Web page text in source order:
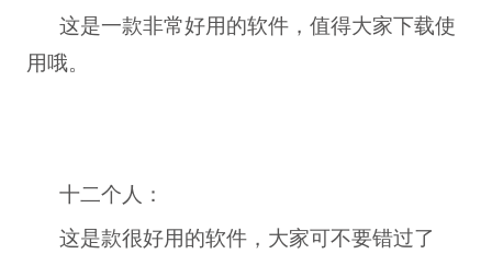
这是一款非常好用的软件，值得大家下载使
用哦。
十二个人：
这是款很好用的软件，大家可不要错过了